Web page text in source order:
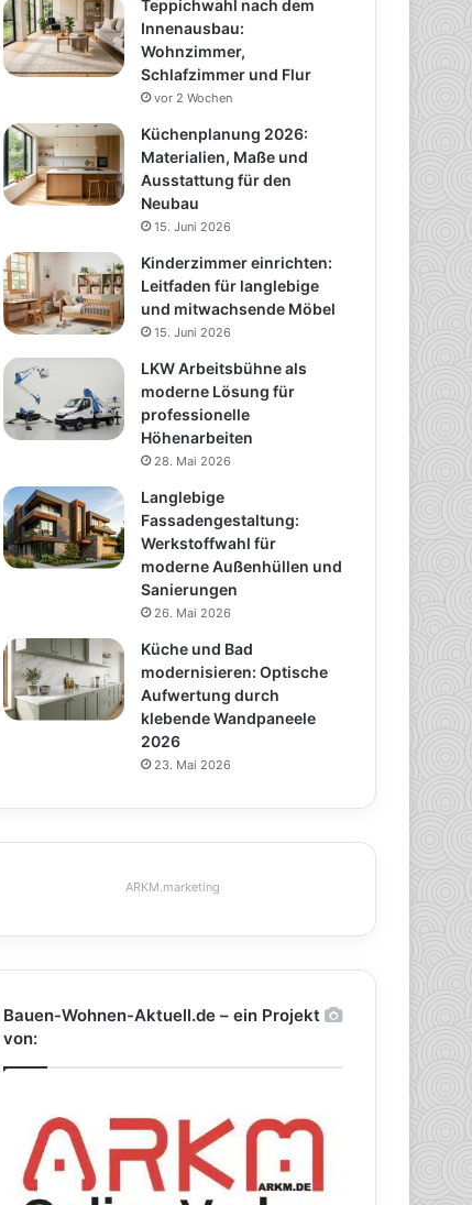
Teppichwahl nach dem
Innenausbau:
Wohnzimmer,
Schlafzimmer und Flur
vor 2 Wochen
Küchenplanung 2026:
Materialien, Maße und
Ausstattung für den
Neubau
15. Juni 2026
Kinderzimmer einrichten:
Leitfaden für langlebige
und mitwachsende Möbel
15. Juni 2026
LKW Arbeitsbühne als
moderne Lösung für
professionelle
Höhenarbeiten
28. Mai 2026
Langlebige
Fassadengestaltung:
Werkstoffwahl für
moderne Außenhüllen und
Sanierungen
26. Mai 2026
Küche und Bad
modernisieren: Optische
Aufwertung durch
klebende Wandpaneele
2026
23. Mai 2026
ARKM.marketing
Bauen-Wohnen-Aktuell.de – ein Projekt
von: